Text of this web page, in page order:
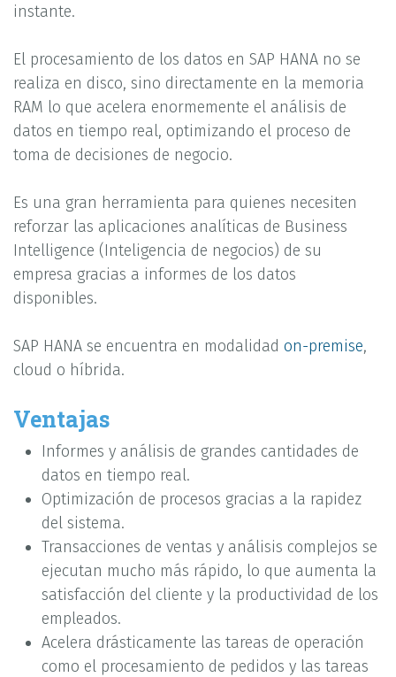
instante.
El procesamiento de los datos en SAP HANA no se
realiza en disco, sino directamente en la memoria
RAM lo que acelera enormemente el análisis de
datos en tiempo real, optimizando el proceso de
toma de decisiones de negocio.
Es una gran herramienta para quienes necesiten
reforzar las aplicaciones analíticas de Business
Intelligence (Inteligencia de negocios) de su
empresa gracias a informes de los datos
disponibles.
SAP HANA se encuentra en modalidad on-premise,
cloud o híbrida.
Ventajas
Informes y análisis de grandes cantidades de
datos en tiempo real.
Optimización de procesos gracias a la rapidez
del sistema.
Transacciones de ventas y análisis complejos se
ejecutan mucho más rápido, lo que aumenta la
satisfacción del cliente y la productividad de los
empleados.
Acelera drásticamente las tareas de operación
como el procesamiento de pedidos y las tareas